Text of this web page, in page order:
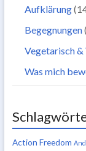
Aufklärung
Begegnungen
Vegetarisch &
Was mich
Action Freedom